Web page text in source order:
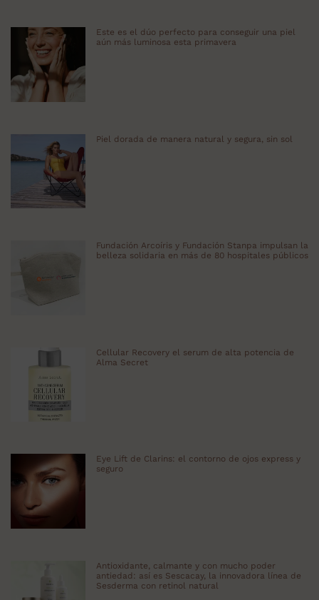
Este es el dúo perfecto para conseguir una piel
aún más luminosa esta primavera
Piel dorada de manera natural y segura, sin sol
Fundación Arcoíris y Fundación Stanpa impulsan la
belleza solidaria en más de 80 hospitales públicos
Cellular Recovery el serum de alta potencia de
Alma Secret
Eye Lift de Clarins: el contorno de ojos express y
seguro
Antioxidante, calmante y con mucho poder
antiedad: así es Sescacay, la innovadora línea de
Sesderma con retinol natural